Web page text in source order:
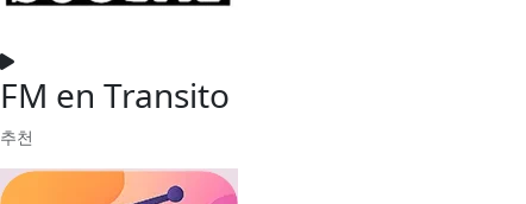
FM en Transito
추천